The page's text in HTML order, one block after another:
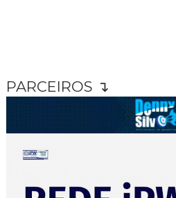
PARCEIROS ↴